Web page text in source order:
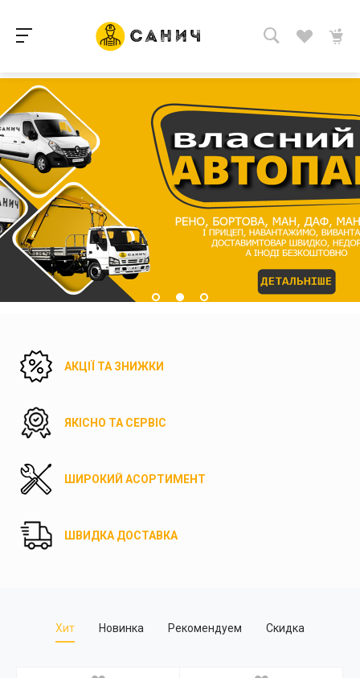
АКЦІЇ ТА ЗНИЖКИ
ЯКІСНО ТА СЕРВІС
ШИРОКИЙ АСОРТИМЕНТ
ШВИДКА ДОСТАВКА
Хит Новинка Рекомендуем Скидка